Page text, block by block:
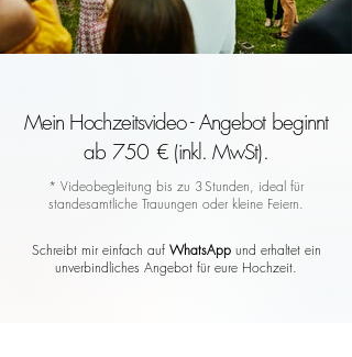
Mein Hochzeitsvideo - Angebot beginnt
ab 750 € (inkl. MwSt).
* Videobegleitung bis zu 3 Stunden, ideal für
standesamtliche Trauungen oder kleine Feiern.
Schreibt mir einfach auf WhatsAppund erhaltet ein
unverbindliches Angebot für eure Hochzeit.